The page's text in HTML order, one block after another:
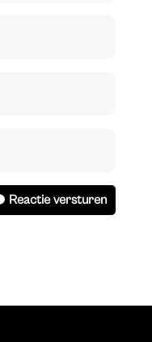
Reactie versturen